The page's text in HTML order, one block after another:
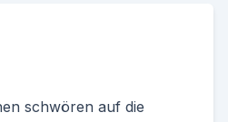
schwören auf die